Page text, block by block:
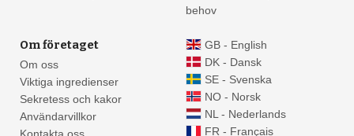
behov
Om företaget
Om oss
Viktiga ingredienser
Sekretess och kakor
Användarvillkor
GB - English
DK - Dansk
SE - Svenska
NO - Norsk
NL - Nederlands
FR - Français